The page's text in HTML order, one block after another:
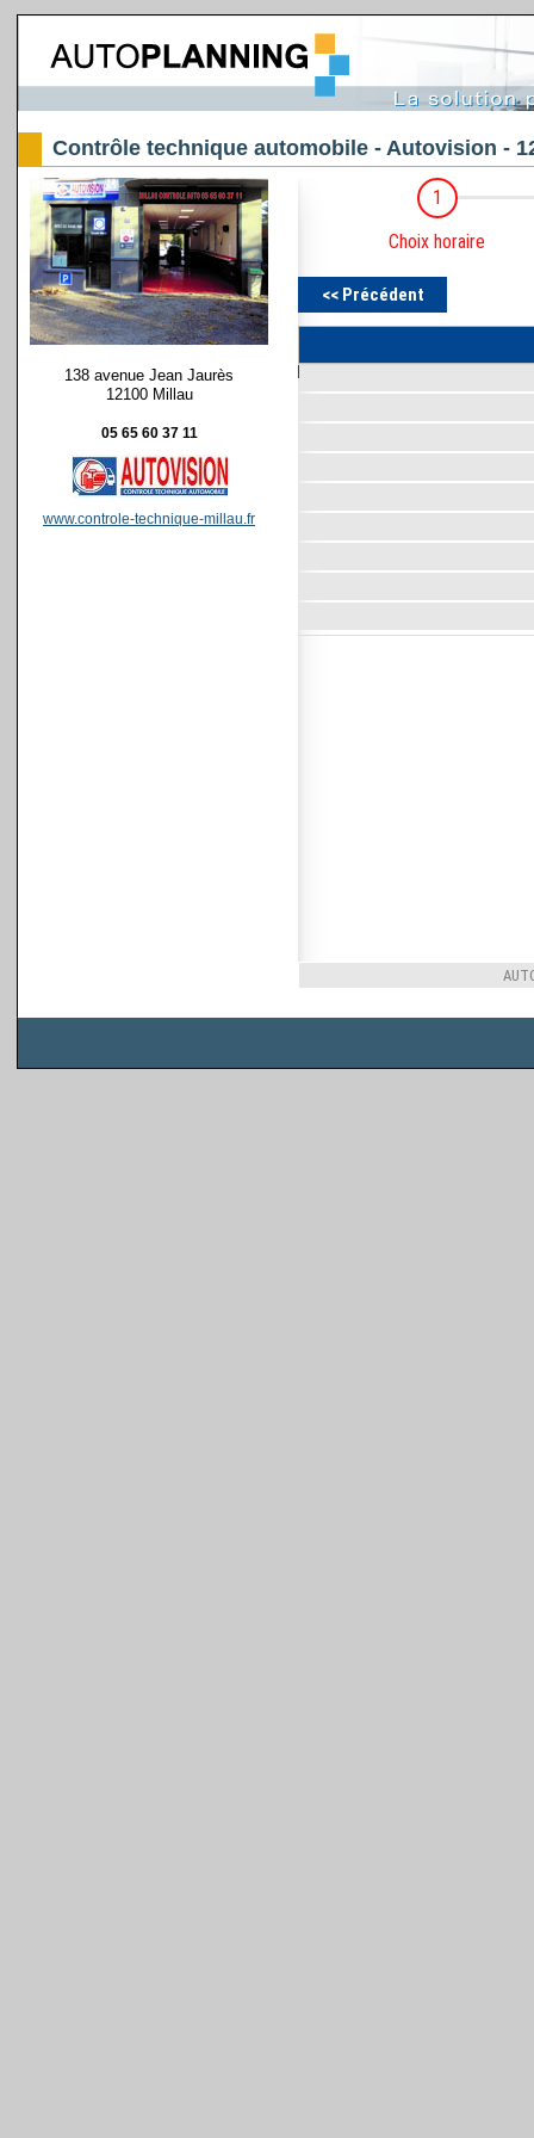
Contrôle technique automobile - Autovision -
138 avenue Jean Jaurès
12100 Millau
05 65 60 37 11
www.controle-technique-millau.fr